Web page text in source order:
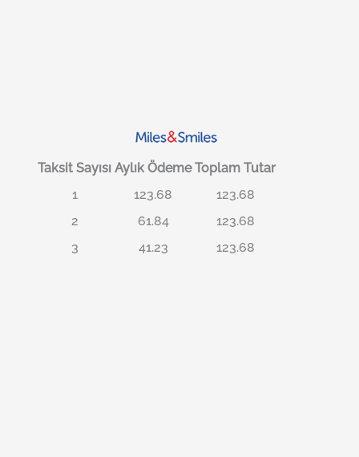
Taksit Sayısı Aylık Ödeme Toplam Tutar
1
123.68
123.68
2
61.84
123.68
3
41.23 123.68